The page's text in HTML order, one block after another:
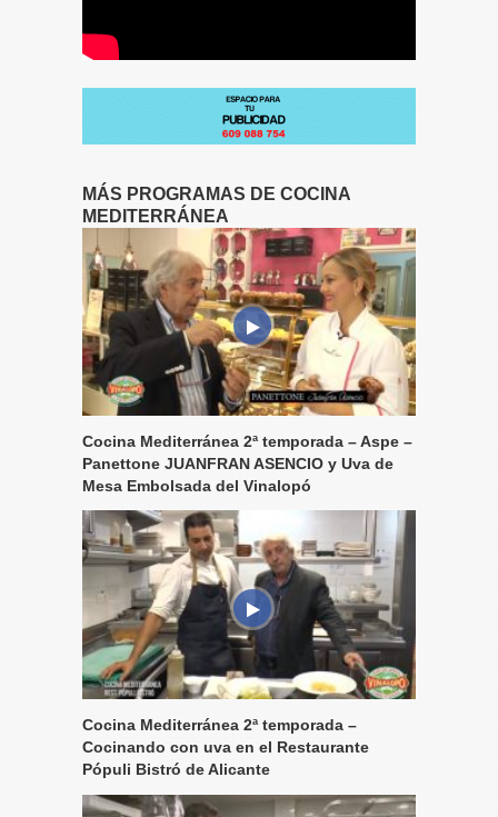
MÁS PROGRAMAS DE COCINA
MEDITERRÁNEA
Cocina Mediterránea 2ª temporada – Aspe –
Panettone JUANFRAN ASENCIO y Uva de
Mesa Embolsada del Vinalopó
Cocina Mediterránea 2ª temporada –
Cocinando con uva en el Restaurante
Pópuli Bistró de Alicante